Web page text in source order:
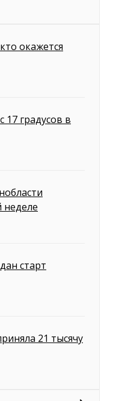
окажется
17 градусов в
неделе
старт
21 тысячу